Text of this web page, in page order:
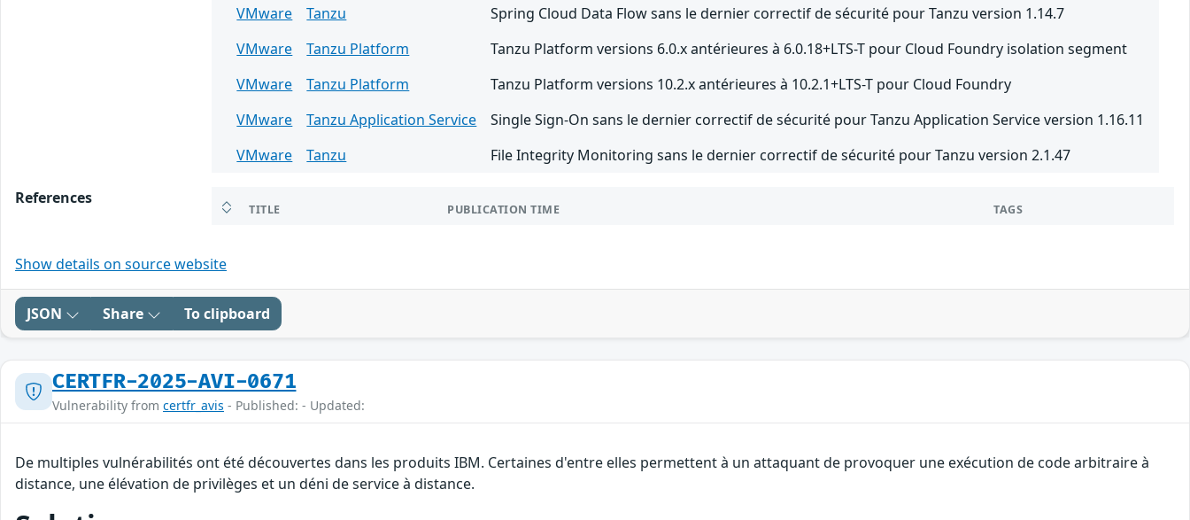
VMware
Tanzu
Spring Cloud Data Flow sans le dernier correctif de sécurité pour Tanzu version 1.14.7
VMware
Tanzu Platform
Tanzu Platform versions 6.0.x antérieures à 6.0.18+LTS-T pour Cloud Foundry isolation segment
VMware
Tanzu Platform
Tanzu Platform versions 10.2.x antérieures à 10.2.1+LTS-T pour Cloud Foundry
VMware
Tanzu Application Service
Single Sign-On sans le dernier correctif de sécurité pour Tanzu Application Service version 1.16.11
VMware
Tanzu File Integrity Monitoring sans le dernier correctif de sécurité pour Tanzu version 2.1.47
References
TITLE PUBLICATION TIME TAGS
Show details on source website
JSON Share To clipboard
CERTFR-2025-AVI-0671
Vulnerability from certfr_avis - Published: - Updated:
De multiples vulnérabilités ont été découvertes dans les produits IBM. Certaines d'entre elles permettent à un attaquant de provoquer une exécution de code arbitraire à
distance, une élévation de privilèges et un déni de service à distance.